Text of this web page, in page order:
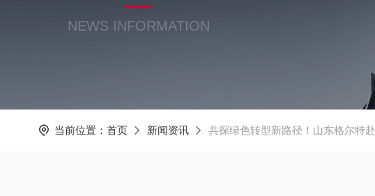
NEWS INFORMATION
当前位置： 首页 新闻资讯 共探绿色转型新路径！山东格尔特